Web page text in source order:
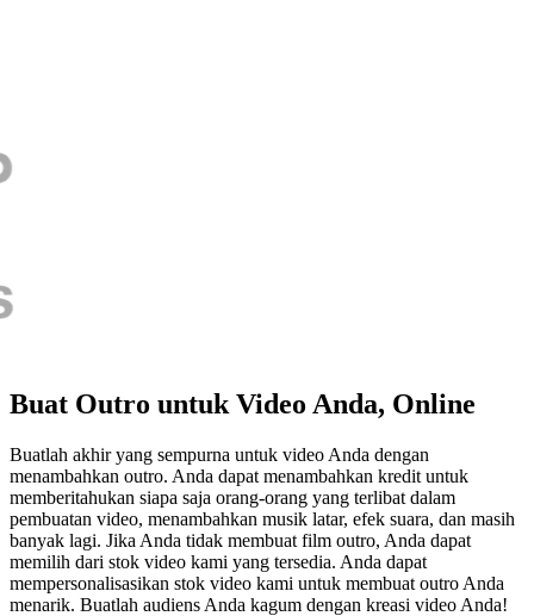
Buat Outro untuk Video Anda, Online
Buatlah akhir yang sempurna untuk video Anda dengan
menambahkan outro. Anda dapat menambahkan kredit untuk
memberitahukan siapa saja orang-orang yang terlibat dalam
pembuatan video, menambahkan musik latar, efek suara, dan masih
banyak lagi. Jika Anda tidak membuat film outro, Anda dapat
memilih dari stok video kami yang tersedia. Anda dapat
mempersonalisasikan stok video kami untuk membuat outro Anda
menarik. Buatlah audiens Anda kagum dengan kreasi video Anda!